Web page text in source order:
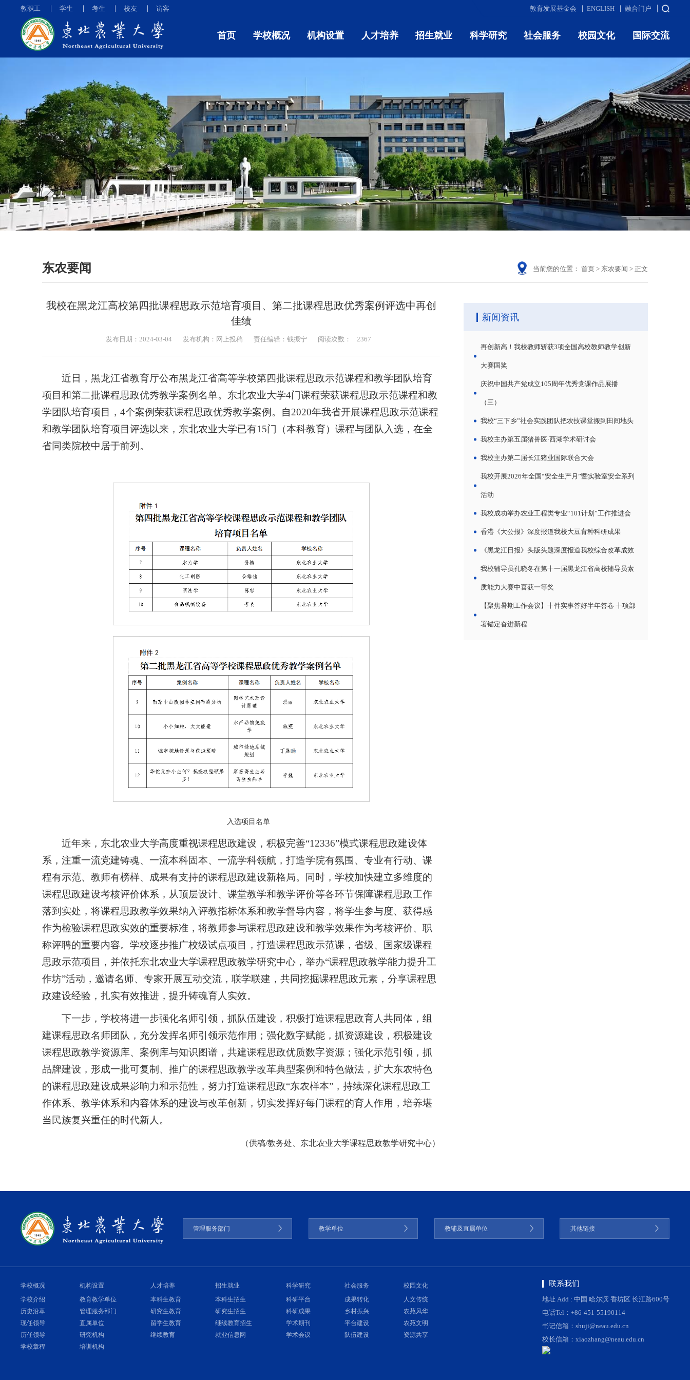
教职工 学生 考生 校友 访客 教育发展基金会 ENGLISH 融合门户
首页 学校概况 机构设置 人才培养 招生就业 科学研究 社会服务 校园文化 国际交流
东农要闻 当前您的位置： 首页 > 东农要闻 > 正文
我校在黑龙江高校第四批课程思政示范培育项目、第二批课程思政优秀案例评选中再创
佳绩
发布日期：2024-03-04 发布机构：网上投稿 责任编辑：钱振宁 阅读次数： 2367
近日，黑龙江省教育厅公布黑龙江省高等学校第四批课程思政示范课程和教学团队培育
项目和第二批课程思政优秀教学案例名单。东北农业大学4门课程荣获课程思政示范课程和教
学团队培育项目，4个案例荣获课程思政优秀教学案例。自2020年我省开展课程思政示范课程
和教学团队培育项目评选以来，东北农业大学已有15门（本科教育）课程与团队入选，在全
省同类院校中居于前列。
入选项目名单
近年来，东北农业大学高度重视课程思政建设，积极完善“12336”模式课程思政建设体
系，注重一流党建铸魂、一流本科固本、一流学科领航，打造学院有氛围、专业有行动、课
程有示范、教师有榜样、成果有支持的课程思政建设新格局。同时，学校加快建立多维度的
课程思政建设考核评价体系，从顶层设计、课堂教学和教学评价等各环节保障课程思政工作
落到实处，将课程思政教学效果纳入评教指标体系和教学督导内容，将学生参与度、获得感
作为检验课程思政实效的重要标准，将教师参与课程思政建设和教学效果作为考核评价、职
称评聘的重要内容。学校逐步推广校级试点项目，打造课程思政示范课，省级、国家级课程
思政示范项目，并依托东北农业大学课程思政教学研究中心，举办“课程思政教学能力提升工
作坊”活动，邀请名师、专家开展互动交流，联学联建，共同挖掘课程思政元素，分享课程思
政建设经验，扎实有效推进，提升铸魂育人实效。
下一步，学校将进一步强化名师引领，抓队伍建设，积极打造课程思政育人共同体，组
建课程思政名师团队，充分发挥名师引领示范作用；强化数字赋能，抓资源建设，积极建设
课程思政教学资源库、案例库与知识图谱，共建课程思政优质数字资源；强化示范引领，抓
品牌建设，形成一批可复制、推广的课程思政教学改革典型案例和特色做法，扩大东农特色
的课程思政建设成果影响力和示范性，努力打造课程思政“东农样本”，持续深化课程思政工
作体系、教学体系和内容体系的建设与改革创新，切实发挥好每门课程的育人作用，培养堪
当民族复兴重任的时代新人。
（供稿/教务处、东北农业大学课程思政教学研究中心）
新闻资讯
再创新高！我校教师斩获3项全国高校教师教学创新
大赛国奖
庆祝中国共产党成立105周年优秀党课作品展播
（三）
我校“三下乡”社会实践团队把农技课堂搬到田间地头
我校主办第五届猪兽医·西湖学术研讨会
我校主办第二届长江猪业国际联合大会
我校开展2026年全国“安全生产月”暨实验室安全系列
活动
我校成功举办农业工程类专业“101计划”工作推进会
香港《大公报》深度报道我校大豆育种科研成果
《黑龙江日报》头版头题深度报道我校综合改革成效
我校辅导员孔晓冬在第十一届黑龙江省高校辅导员素
质能力大赛中喜获一等奖
【聚焦暑期工作会议】十件实事答好半年答卷 十项部
署锚定奋进新程
管理服务部门 教学单位 教辅及直属单位 其他链接
学校概况
学校介绍
历史沿革
现任领导
历任领导
学校章程
机构设置
教育教学单位
管理服务部门
直属单位
研究机构
培训机构
人才培养
本科生教育
研究生教育
留学生教育
继续教育
招生就业
本科生招生
研究生招生
继续教育招生
就业信息网
科学研究
科研平台
科研成果
学术期刊
学术会议
社会服务
成果转化
乡村振兴
平台建设
队伍建设
校园文化
人文传统
农苑风华
农苑文明
资源共享
联系我们
地址 Add : 中国 哈尔滨 香坊区 长江路600号
电话Tel：+86-451-55190114
书记信箱：shuji@neau.edu.cn
校长信箱：xiaozhang@neau.edu.cn